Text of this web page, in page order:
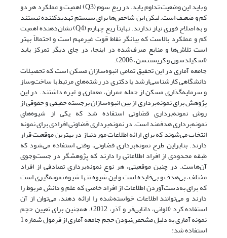
و باید این وضعیت تداوم یابد. در ربع سوم (Q3) اهمیت و عملکرد هر دو
کم و ضعیف است. لیکن این شاخص‌ها برای سیستم تهدید‌کننده نیستند
و به اصلاح فوری نیاز ندارند. نهایتاً ربع چهارم (Q4) نشان‌دهنده اهمیت
کم و عملکرد بالاست که بیانگر نقاط قوت غیرمهم است و احتمالاً بهتر
است تلاش‌ها و منابع صرف‌شده در اینجا، در جای دیگر تمرکز یابد
(اسکیلدسون و کریستنسن، 2006).
جامعه آماری در این تحقیق تمامی انبوه‌سازان مسکن است که تحصیلات
دانشگاهی کارشناسی‌ارشد یا دکتری در رشته‌های مرتبط با ساخت‌وساز
و سرمایه‌گذاری مسکن از جمله عمران، معماری و غیره داشتند. در این
پژوهش برای نمونه‌برداری از بین انبوه‌سازان برجسته حقیقی و حقوقی از
روش نمونه‌برداری قضاوتی استفاده شد که یکی از شیوه‌های
نمونه‌برداری هدفمند است. در نمونه‌برداری قضاوتی افرادی برای نمونه
انتخاب می‌شوند که برای ارائه اطلاعات موردنیاز در بهترین موقعیت قرار
دارند. بنابراین طرح نمونه‌برداری قضاوتی، وقتی استفاده می‌شود که
طبقه محدودی از افراد اطلاعاتی را دارند که پژوهشگر در جست‌وجوی
آن‌هاست. در چنین موقعیتی، هر نوع نمونه‌برداری تصادفی از افراد
مختلف، بی‌هدف و بی‌فایده است و این شیوه تنها شیوه نمونه‌گیری است
که برای به‌دست‌آوردن اطلاعات از افراد خاصی که علم و دانش مربوط را
دارند و می‌توانند اطلاعات خواسته‌شده را ارائه دهند، می‌توان از آن
استفاده کرد (الوانی، دانایی‌فر و آذر، 2012). همچنین برای تعیین حجم
نمونه آماری به دلیل مشخص‌نبودن حجم جامعه آماری از فرمول شماره 1
استفاده شد: